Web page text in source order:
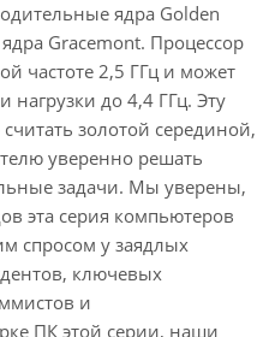
ядра Golden
Gracemont. Процессор
частоте 2,5 ГГц и может
нагрузки до 4,4 ГГц. Эту
золотой серединой,
уверенно решать
задачи. Мы уверены,
эта серия компьютеров
спросом у заядлых
ключевых
и
ПК этой серии, наши